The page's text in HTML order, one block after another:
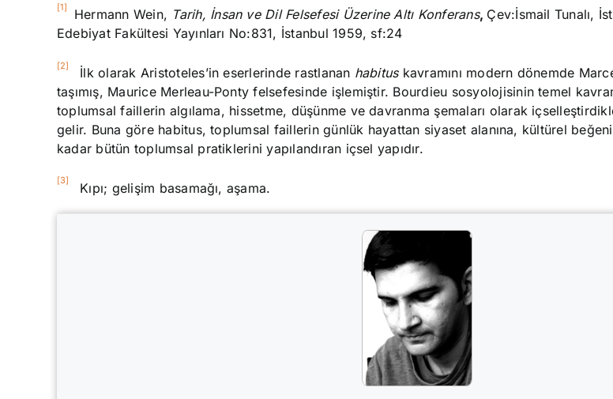
[1] Hermann Wein, Tarih, İnsan ve Dil Felsefesi Üzerine Altı Konferans, Çev:İsmail Tunalı,
Edebiyat Fakültesi Yayınları No:831, İstanbul 1959, sf:24
[2] İlk olarak Aristoteles’in eserlerinde rastlanan habituskavramını modern dönemde
taşımış, Maurice Merleau-Ponty felsefesinde işlemiştir. Bourdieu sosyolojisinin temel
toplumsal faillerin algılama, hissetme, düşünme ve davranma şemaları olarak
gelir. Buna göre habitus, toplumsal faillerin günlük hayattan siyaset alanına, kültürel
kadar bütün toplumsal pratiklerini yapılandıran içsel yapıdır.
[3] Kıpı; gelişim basamağı, aşama.